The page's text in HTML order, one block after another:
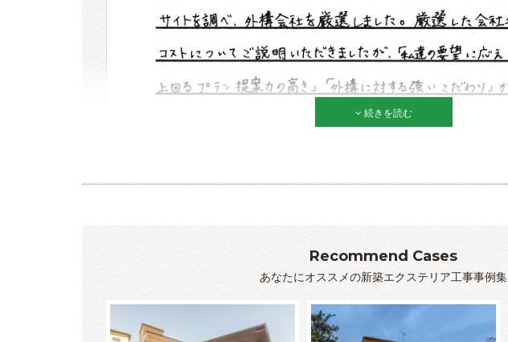
続きを読む
Recommend Cases
あなたにオススメの新築エクステリア工事事例集